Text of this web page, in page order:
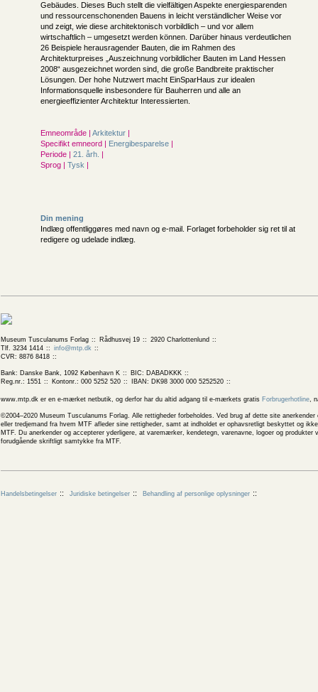
Gebäudes. Dieses Buch stellt die vielfältigen Aspekte energiesparenden
und ressourcenschonenden Bauens in leicht verständlicher Weise vor
und zeigt, wie diese architektonisch vorbildlich – und vor allem
wirtschaftlich – umgesetzt werden können. Darüber hinaus verdeutlichen
26 Beispiele herausragender Bauten, die im Rahmen des
Architekturpreises „Auszeichnung vorbildlicher Bauten im Land Hessen
2008“ ausgezeichnet worden sind, die große Bandbreite praktischer
Lösungen. Der hohe Nutzwert macht EinSparHaus zur idealen
Informationsquelle insbesondere für Bauherren und alle an
energieeffizienter Architektur Interessierten.
Emneområde | Arkitektur |
Specifikt emneord | Energibesparelse |
Periode | 21. årh. |
Sprog | Tysk |
Din mening
Indlæg offentliggøres med navn og e-mail. Forlaget forbeholder sig ret til at
redigere og udelade indlæg.
Museum Tusculanums Forlag Rådhusvej 19
2920 Charlottenlund
Tlf. 3234 1414
info@mtp.dk
CVR: 8876 8418
Bank: Danske Bank, 1092 København K
BIC: DABADKKK
Reg.nr.: 1551
Kontonr.: 000 5252 520 IBAN: DK98 3000 000 5252520
www.mtp.dk er en e-mærket netbutik, og derfor har du altid adgang til e-mærkets gratis Forbrugerhotline,
©2004–2020 Museum Tusculanums Forlag. Alle rettigheder forbeholdes. Ved brug af dette site
eller tredjemand fra hvem MTF afleder sine rettigheder, samt at indholdet er ophavsretligt beskyttet og
MTF. Du anerkender og accepterer yderligere, at varemærker, kendetegn, varenavne, logoer og
forudgående skriftligt samtykke fra MTF.
Handelsbetingelser Juridiske betingelser Behandling af personlige oplysninger